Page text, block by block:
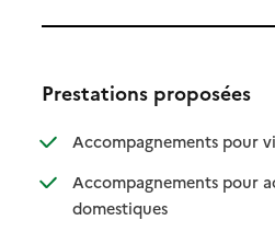
Prestations proposées
Accompagnements pour
Accompagnements pour
domestiques: disponible
: non disponible